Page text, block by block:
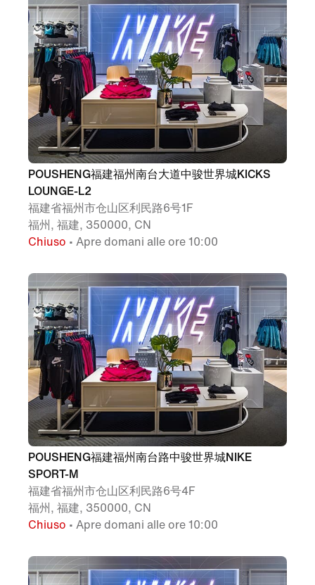
POUSHENG福建福州南台大道中骏世界城KICKS
LOUNGE-L2
福建省福州市仓山区利民路6号1F
福州, 福建, 350000, CN
Chiuso • Apre domani alle ore 10:00
POUSHENG福建福州南台路中骏世界城NIKE
SPORT-M
福建省福州市仓山区利民路6号4F
福州, 福建, 350000, CN
Chiuso • Apre domani alle ore 10:00